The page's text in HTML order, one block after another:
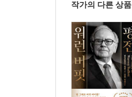
작가의 다른 상품